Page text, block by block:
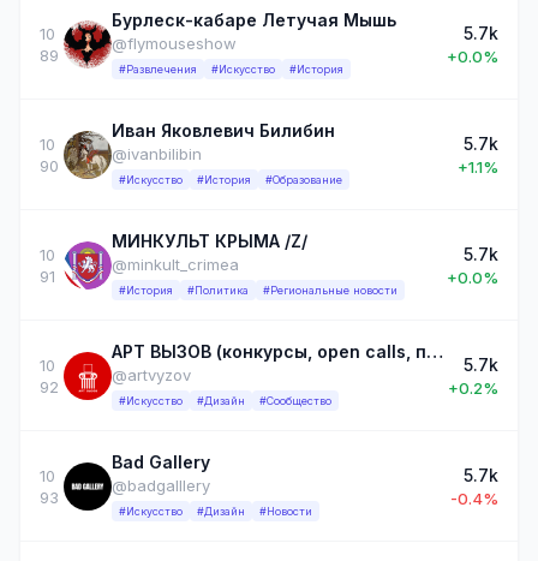
10
89
Бурлеск-кабаре Летучая Мышь
@flymouseshow
#Развлечения #Искусство #История
5.7k
+0.0%
10
90
Иван Яковлевич Билибин
@ivanbilibin
#Искусство #История #Образование
5.7k
+1.1%
10
91
МИНКУЛЬТ КРЫМА /Z/
@minkult_crimea
#История #Политика #Региональные новости
5.7k
+0.0%
10
92
АРТ ВЫЗОВ (конкурсы, open calls, премии, гранты)
@artvyzov
#Искусство #Дизайн #Сообщество
5.7k
+0.2%
10
93
Bad Gallery
@badgalllery
#Искусство #Дизайн #Новости
5.7k
-0.4%